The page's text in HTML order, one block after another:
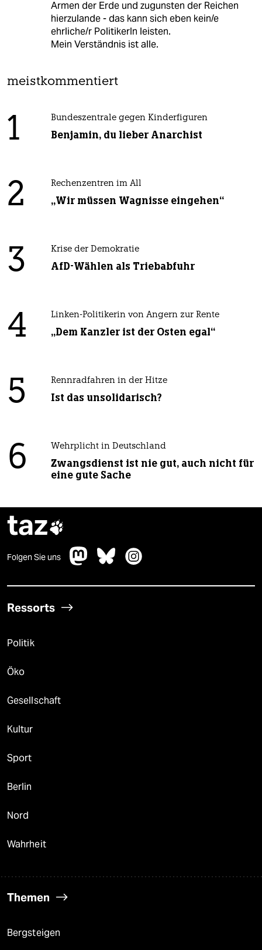
Armen der Erde und zugunsten der Reichen
hierzulande - das kann sich eben kein/e
ehrliche/r PolitikerIn leisten.
Mein Verständnis ist alle.
meistkommentiert
1 Bundeszentrale gegen Kinderfiguren
Benjamin, du lieber Anarchist
2 Rechenzentren im All
„Wir müssen Wagnisse eingehen“
3 Krise der Demokratie
AfD-Wählen als Triebabfuhr
4 Linken-Politikerin von Angern zur Rente
„Dem Kanzler ist der Osten egal“
5 Rennradfahren in der Hitze
Ist das unsolidarisch?
6 Wehrplicht in Deutschland
Zwangsdienst ist nie gut, auch nicht für
eine gute Sache
taz
Folgen Sie uns
Ressorts
Politik
Öko
Gesellschaft
Kultur
Sport
Berlin
Nord
Wahrheit
Themen
Bergsteigen